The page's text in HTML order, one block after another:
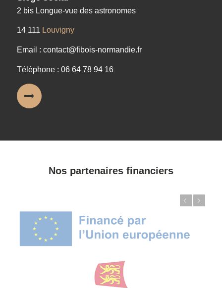
2 bis Longue-vue des astronomes
14 111 Louvigny
Email : contact@fibois-normandie.fr
Téléphone : 06 64 78 94 16
Nos partenaires financiers